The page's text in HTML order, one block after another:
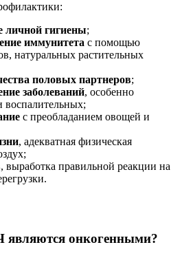
личной гигиены;
иммунитета с помощью
натуральных растительных
половых партнеров;
заболеваний, особенно
воспалительных;
с преобладанием овощей и
, адекватная физическая
, выработка правильной реакции на
онкогенными?